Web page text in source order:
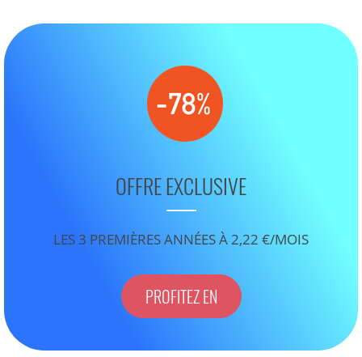
OFFRE EXCLUSIVE
LES 3 PREMIÈRES ANNÉES À 2,22 €/MOIS
PROFITEZ EN